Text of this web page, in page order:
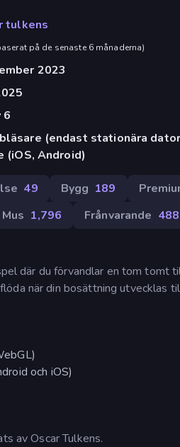
tulkens
på de senaste 6 månaderna)
2023
6
(endast stationära
(iOS, Android)
49 Bygg 189
Mus 1,796 Frånvarande 488
där du förvandlar en tom tomt
när din bosättning utvecklas
och iOS)
av Oscar Tulkens.